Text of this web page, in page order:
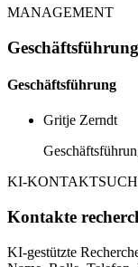
MANAGEMENT
Geschäftsführung
Gritje Zerndt
KI-
Kontakte
KI-gestützte